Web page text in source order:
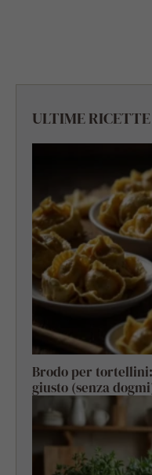
ULTIME RICETTE
Brodo per
giusto (senza